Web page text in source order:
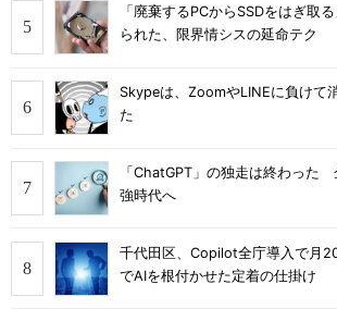
「廃棄するPCからSSDをはぎ取
られた、限界情シスの延命テク
Skypeは、ZoomやLINEに負けて
た
「ChatGPT」の独走は終わった
強時代へ
千代田区、Copilot全庁導入で月
でAIを根付かせた定着の仕掛け